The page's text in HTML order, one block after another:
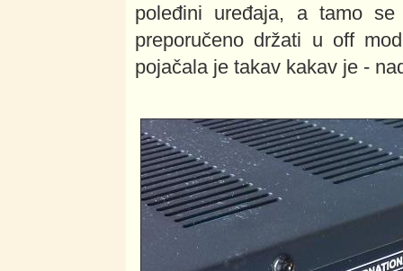
poleđini uređaja, a tamo
preporučeno držati u off
pojačala je takav kakav je -